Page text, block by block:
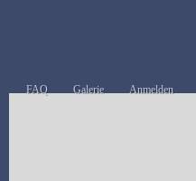
FAQ Galerie Anmelden